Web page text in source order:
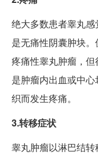
绝大多数患者睾丸
是无痛性阴囊肿块
疼痛性睾丸肿瘤，
是肿瘤内出血或中
织而发生疼痛。
3.转移症状
睾丸肿瘤以淋巴结